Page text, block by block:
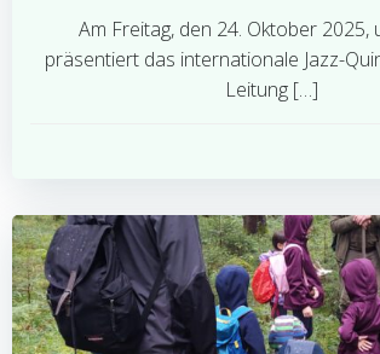
Am Freitag, den 24. Oktober 2025,
präsentiert das internationale Jazz-
Leitung […]